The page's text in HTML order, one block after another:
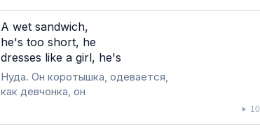
A wet sandwich,
he's too short, he
dresses like a girl, he's
Нуда. Он коротышка, одевается,
как девчонка, он
10